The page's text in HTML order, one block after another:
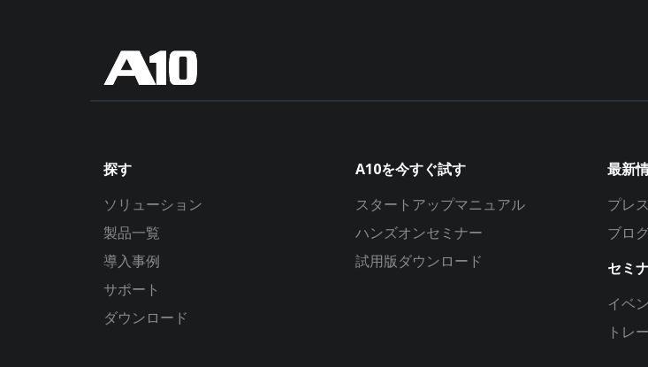
探す
ソリューション
製品一覧
導入事例
サポート
ダウンロード
A10を今すぐ試す
スタートアップマニュアル
ハンズオンセミナー
試用版ダウンロード
最新
プレ
ブロ
セミ
イベ
トレ